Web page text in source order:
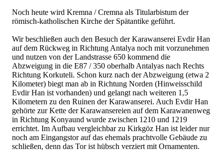
Noch heute wird Kremna / Cremna als Titularbistum der
römisch-katholischen Kirche der Spätantike geführt.
Wir beschließen auch den Besuch der Karawanserei Evdir Han
auf dem Rückweg in Richtung Antalya noch mit vorzunehmen
und nutzen von der Landstrasse 650 kommend die
Abzweigung in die E87 / 350 oberhalb Antalyas nach Rechts
Richtung Korkuteli. Schon kurz nach der Abzweigung (etwa 2
Kilometer) biegt man ab in Richtung Norden (Hinweisschild
Evdir Han ist vorhanden) und gelangt nach weiteren 1,5
Kilometern zu den Ruinen der Karawanserei. Auch Evdir Han
gehörte zur Kette der Karawansereien auf dem Karawanenweg
in Richtung Konyaund wurde zwischen 1210 und 1219
errichtet. Im Aufbau vergleichbar zu Kirkgöz Han ist leider nur
noch am Eingangstor auf das ehemals prachtvolle Gebäude zu
schließen, denn das Tor ist hübsch verziert mit Ornamenten.